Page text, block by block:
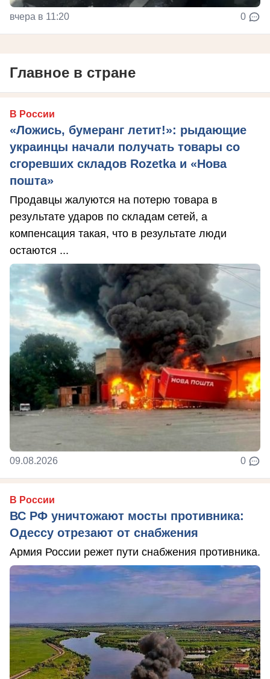
вчера в 11:20 0
Главное в стране
В России
«Ложись, бумеранг летит!»: рыдающие
украинцы начали получать товары со
сгоревших складов Rozetka и «Нова
пошта»
Продавцы жалуются на потерю товара в
результате ударов по складам сетей, а
компенсация такая, что в результате люди
остаются ...
09.08.2026 0
В России
ВС РФ уничтожают мосты противника:
Одессу отрезают от снабжения
Армия России режет пути снабжения противника.